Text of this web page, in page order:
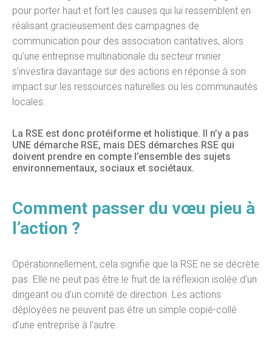
pour porter haut et fort les causes qui lui ressemblent en
réalisant gracieusement des campagnes de
communication pour des association caritatives, alors
qu’une entreprise multinationale du secteur minier
s’investira davantage sur des actions en réponse à son
impact sur les ressources naturelles ou les communautés
locales.
La RSE est donc protéiforme et holistique. Il n’y a pas
UNE démarche RSE, mais DES démarches RSE qui
doivent prendre en compte l’ensemble des sujets
environnementaux, sociaux et sociétaux.
Comment passer du vœu pieu à
l’action ?
Opérationnellement, cela signifie que la RSE ne se décrète
pas. Elle ne peut pas être le fruit de la réflexion isolée d’un
dirigeant ou d’un comité de direction. Les actions
déployées ne peuvent pas être un simple copié-collé
d’une entreprise à l’autre.